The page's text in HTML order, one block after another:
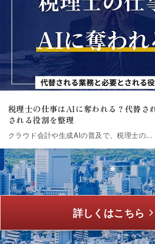
税理士の仕事はAIに奪われる？代替さ
される役割を整理
クラウド会計や生成AIの普及で、税理士の...
詳しくはこちら